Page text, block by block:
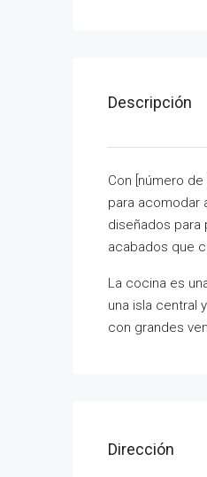
Descripción
Con [número
para acomodar
diseñados para
acabados que
La cocina es
una isla central
con grandes
Dirección